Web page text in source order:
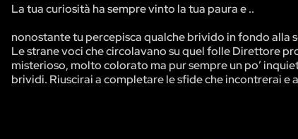
La tua curiosità ha sempre vinto la tua paura e ..
nonostante tu percepisca qualche brivido in fondo alla
Le strane voci che circolavano su quel folle Direttore
misterioso, molto colorato ma pur sempre un po’
brividi. Riuscirai a completare le sfide che incontrerai e